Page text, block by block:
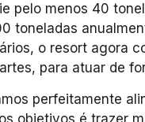
pelo menos 40
toneladas
o resort agora
para atuar de
perfeitamente
objetivos é trazer